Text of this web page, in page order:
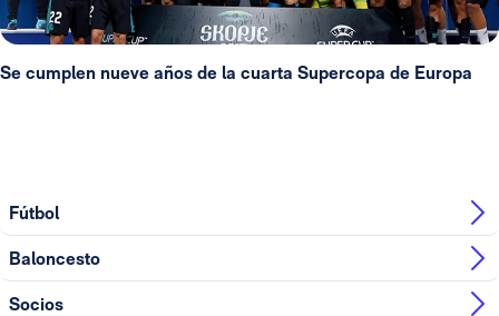
Se cumplen nueve años de la cuarta Supercopa de Europa
Fútbol
Baloncesto
Socios